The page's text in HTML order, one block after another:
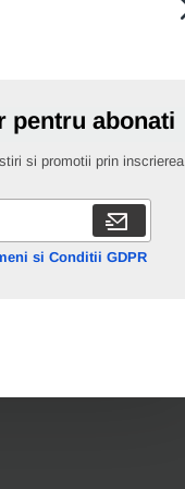
pentru abonati
si promotii prin inscrierea
si Conditii GDPR